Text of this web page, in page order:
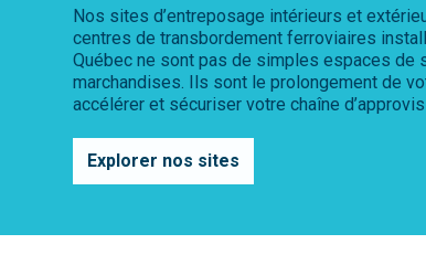
Nos sites d’entreposage intérieurs et
centres de transbordement ferroviaires
Québec ne sont pas de simples espaces de
marchandises. Ils sont le prolongement de
accélérer et sécuriser votre chaîne
Explorer nos sites